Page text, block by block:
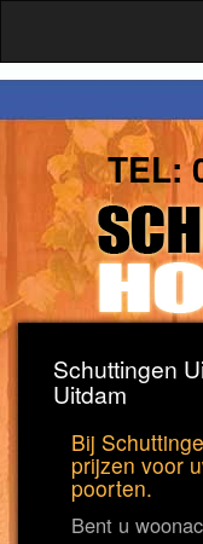
TEL:
Schuttingen
Uitdam
Bij
prijzen voor
poorten.
Bent u